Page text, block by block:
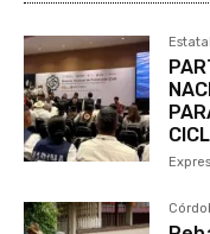
Estatal